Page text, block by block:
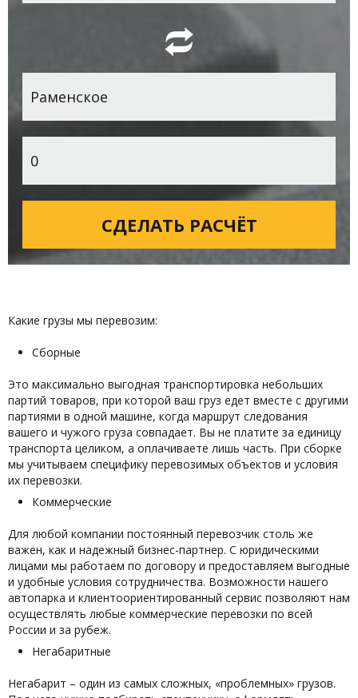
Какие грузы мы перевозим:
Сборные
Это максимально выгодная транспортировка небольших
партий товаров, при которой ваш груз едет вместе с другими
партиями в одной машине, когда маршрут следования
вашего и чужого груза совпадает. Вы не платите за единицу
транспорта целиком, а оплачиваете лишь часть. При сборке
мы учитываем специфику перевозимых объектов и условия
их перевозки.
Коммерческие
Для любой компании постоянный перевозчик столь же
важен, как и надежный бизнес-партнер. С юридическими
лицами мы работаем по договору и предоставляем выгодные
и удобные условия сотрудничества. Возможности нашего
автопарка и клиентоориентированный сервис позволяют нам
осуществлять любые коммерческие перевозки по всей
России и за рубеж.
Негабаритные
Негабарит – один из самых сложных, «проблемных» грузов.